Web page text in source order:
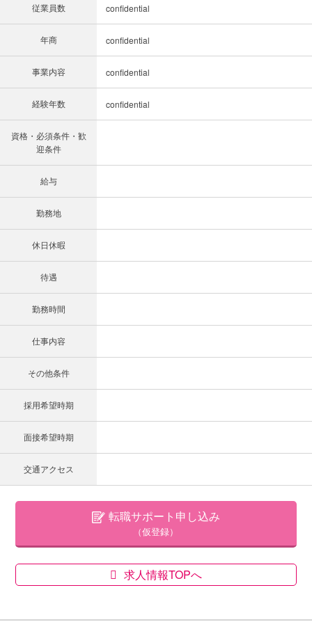
従業員数 confidential
年商 confidential
事業内容 confidential
経験年数 confidential
資格・必須条件・歓
迎条件
給与
勤務地
休日休暇
待遇
勤務時間
仕事内容
その他条件
採用希望時期
面接希望時期
交通アクセス
転職サポート申し込み
（仮登録）
求人情報TOPへ